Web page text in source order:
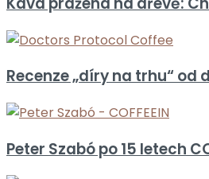
Recenze „díry na trhu“
Peter Szabó po 15 letech